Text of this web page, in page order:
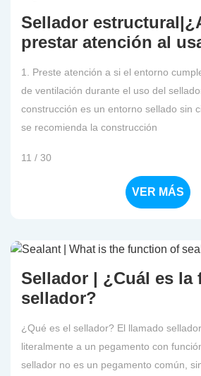
Sellador
prestar atención al
1. Preste atención a si el entorno
de ventilación durante el uso del
construcción es un entorno sellado sin
se recomienda la construcción
11 / 30
VER MÁS
Sellador | ¿Cuál es la
sellador?
¿Qué es el sellador? El llamado
literalmente a un pegamento con
sellador no es un pegamento común,